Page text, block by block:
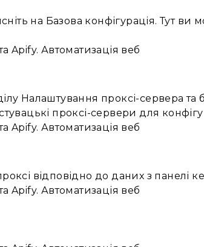
на Базова конфігурація. Тут
Налаштування проксі-сервера та
проксі-сервери для
відповідно до даних з панелі